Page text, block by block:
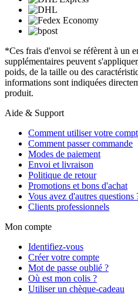
*Ces frais d'envoi se réfèrent à un
supplémentaires peuvent
poids, de la taille ou des
informations sont indiquées
produit.
Aide & Support
Comment utiliser votre
Comment passer commande
Modes de paiement
Envoi et livraison
Politique de retour
Promotions et bons d'achat
Vous avez d'autres questions
Clients professionnels
Mon compte
Identifiez-vous
Créer votre compte
Mot de passe oublié ?
Où est mon colis ?
Utiliser un chèque-cadeau